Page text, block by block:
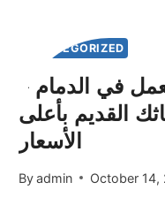
محترف
أفضل
أسعار
UNCATEGORIZED
في الدمام –
القديم بأعلى
الأسعار
Byadmin October 14,